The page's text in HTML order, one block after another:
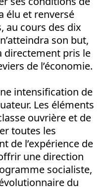
élu et renversé
au cours des dix
son but,
directement pris le
de l’économie.
intensification de
Les éléments
ouvrière et de
toutes les
de l’expérience de
une direction
socialiste,
du